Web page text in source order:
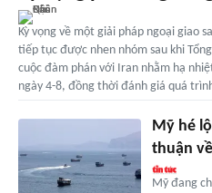
Kỳ vọng về một giải pháp ngoại giao
tiếp tục được nhen nhóm sau khi
cuộc đàm phán với Iran nhằm hạ
ngày 4-8, đồng thời đánh giá quá
Mỹ hé
thuận
Mỹ đang